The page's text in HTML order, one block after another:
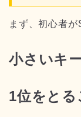
まず、初心者
小さいキ
1位をとる